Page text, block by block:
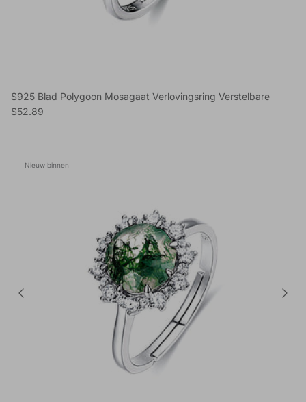
S925 Blad Polygoon Mosagaat Verlovingsring Verstelbare
Reguliere prijs
$52.89
Nieuw binnen